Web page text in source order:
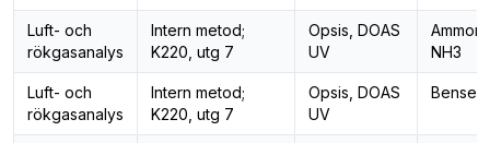
Luft- och
rökgasanalys
Intern metod;
K220, utg 7
Opsis, DOAS
UV
NH3
Luft- och
rökgasanalys
Intern metod;
K220, utg 7
Opsis, DOAS
UV
Bensen